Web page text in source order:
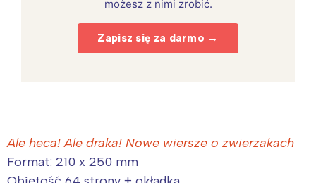
możesz z nimi zrobić.
Zapisz się za darmo →
Ale heca! Ale draka! Nowe wiersze o zwierzakach
Format: 210 x 250 mm